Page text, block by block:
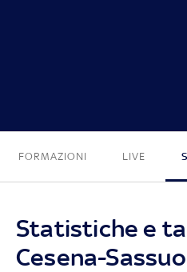
FORMAZIONI LIVE
Statistiche e
Cesena-